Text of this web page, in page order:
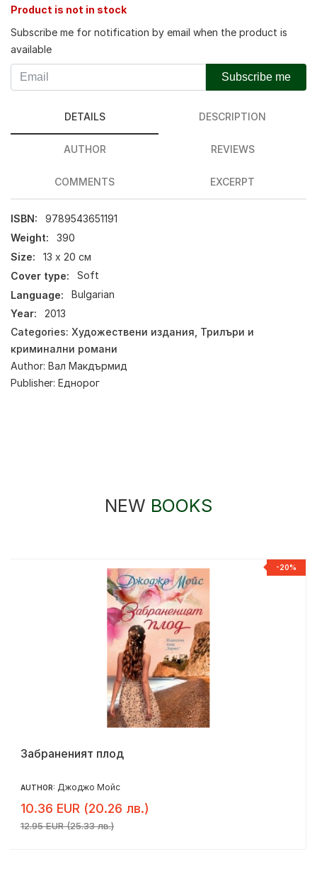
Product is not in stock
Subscribe me for notification by email when the product is
available
Subscribe me
DETAILS DESCRIPTION
AUTHOR REVIEWS
COMMENTS EXCERPT
ISBN:
9789543651191
Weight:
390
Size:
13 х 20 см
Cover type:
Soft
Language:
Bulgarian
Year:
2013
Categories: Художествени издания Трилъри и
криминални романи
Author: Вал Макдърмид
Publisher: Еднорог
NEW BOOKS
-20%
Забраненият плод
AUTHOR: Джоджо Мойс
10.36 EUR (20.26 лв.)
12.95 EUR (25.33 лв.)